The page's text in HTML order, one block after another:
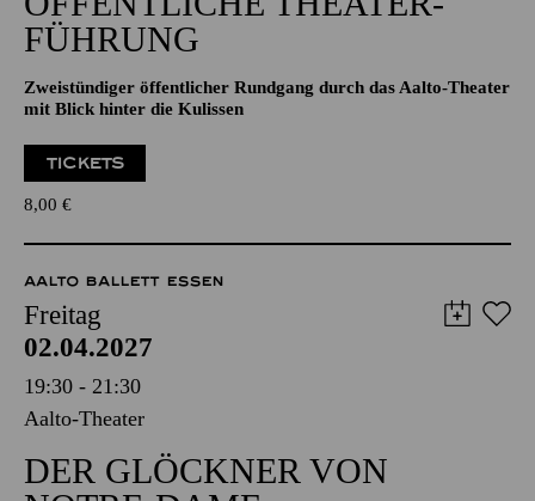
FÜHRUNG
Zweistündiger öffentlicher Rundgang durch das Aalto-Theater
mit Blick hinter die Kulissen
TICKETS
8,00 €
AALTO BALLETT ESSEN
Freitag
02.04.2027
19:30 - 21:30
Aalto-Theater
DER GLÖCKNER­ VON